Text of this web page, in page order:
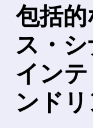
包括
ス・
イン
ンド